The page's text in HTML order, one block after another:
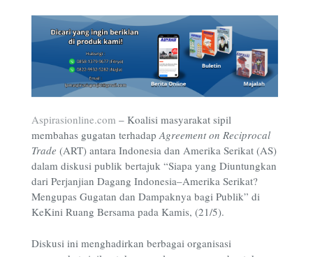
Aspirasionline.com – Koalisi masyarakat sipil
membahas gugatan terhadapAgreement on Reciprocal
Trade (ART) antara Indonesia dan Amerika Serikat (AS)
dalam diskusi publik bertajuk “Siapa yang Diuntungkan
dari Perjanjian Dagang Indonesia–Amerika Serikat?
Mengupas Gugatan dan Dampaknya bagi Publik” di
KeKini Ruang Bersama pada Kamis, (21/5).
Diskusi ini menghadirkan berbagai organisasi